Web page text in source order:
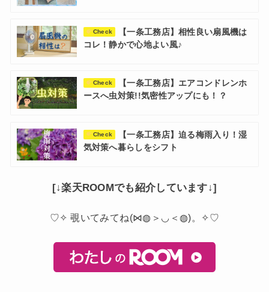
Check
【一条工務店】相性良い扇風機は
コレ！静かで心地よい風♪
Check
【一条工務店】エアコンドレンホ
ースへ虫対策!!気密性アップにも！？
Check
【一条工務店】迫る梅雨入り！湿
気対策へ暮らしをシフト
[↓楽天ROOMでも紹介しています↓]
♡✧ 覗いてみてね(⋈◍＞◡＜◍)。✧♡